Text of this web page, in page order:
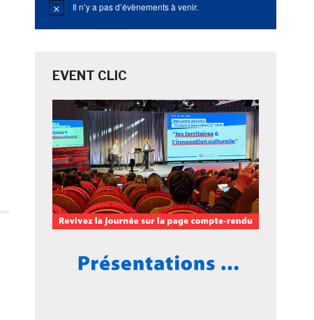
Notice Il n’y a pas d’évènements à venir.
EVENT CLIC